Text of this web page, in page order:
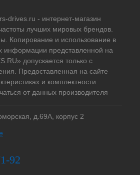
drives.ru - интернет-магазин
лучших мировых брендов.
Копирование и использование в
информации представленной на
допускается только с
Предоставленная на сайте
и комплектности
от данных производителя
д.69А, корпус 2
92